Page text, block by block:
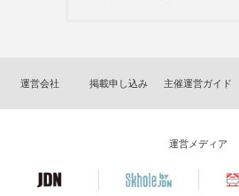
運営会社 掲載申し込み 主催運営ガイド
運営メディア